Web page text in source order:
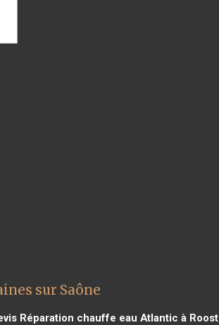
sur Saône
Réparation chauffe eau Atlantic à Roost